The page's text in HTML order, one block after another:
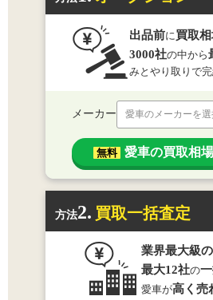
出品前に 買取
3000社の中から
みとやり取りで完
メーカー 愛車のメーカーを選
無料 愛車の買取相
方法2. 買取一括査定
業界最大級
最大12社の
愛車が高く売